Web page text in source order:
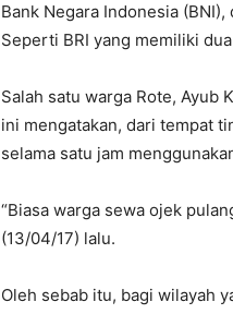
Bank Negara Indonesia
Seperti BRI yang memiliki
Salah satu warga Rote, Ayub
ini mengatakan, dari tempat
selama satu jam
“Biasa warga sewa ojek
(13/04/17) lalu.
Oleh sebab itu, bagi wilayah